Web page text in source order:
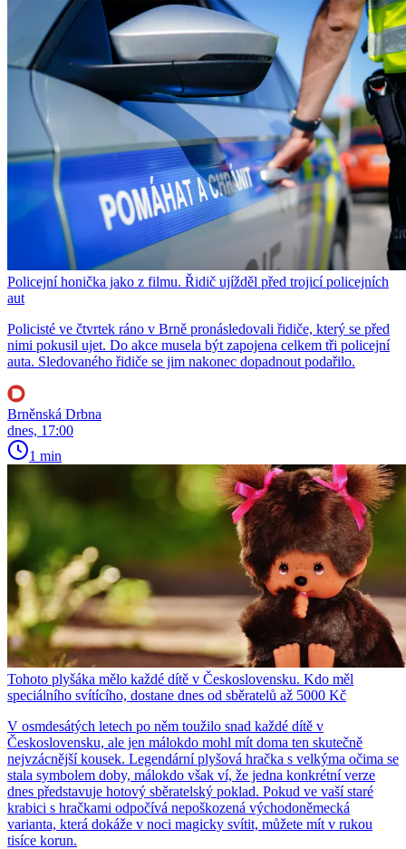
Policejní honička jako z filmu. Řidič ujížděl před trojicí policejních
aut
Policisté ve čtvrtek ráno v Brně pronásledovali řidiče, který se před
nimi pokusil ujet. Do akce musela být zapojena celkem tři policejní
auta. Sledovaného řidiče se jim nakonec dopadnout podařilo.
Brněnská Drbna
dnes, 17:00
1 min
Tohoto plyšáka mělo každé dítě v Československu. Kdo měl
speciálního svítícího, dostane dnes od sběratelů až 5000 Kč
V osmdesátých letech po něm toužilo snad každé dítě v
Československu, ale jen málokdo mohl mít doma ten skutečně
nejvzácnější kousek. Legendární plyšová hračka s velkýma očima se
stala symbolem doby, málokdo však ví, že jedna konkrétní verze
dnes představuje hotový sběratelský poklad. Pokud ve vaší staré
krabici s hračkami odpočívá nepoškozená východoněmecká
varianta, která dokáže v noci magicky svítit, můžete mít v rukou
tisíce korun.